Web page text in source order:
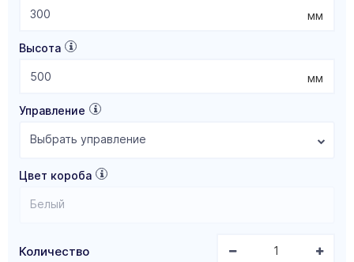
мм
Высота
мм
Управление
Выбрать управление
Цвет короба
Белый
Количество